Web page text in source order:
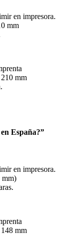
en impresora.
mm
mm
España?”
en impresora.
mm)
mm